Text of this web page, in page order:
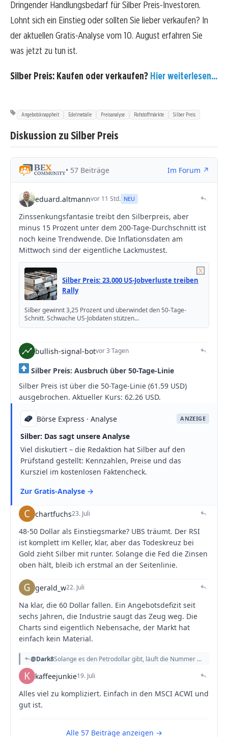
Dringender Handlungsbedarf für Silber Preis-Investoren.
Lohnt sich ein Einstieg oder sollten Sie lieber verkaufen? In
der aktuellen Gratis-Analyse vom 10. August erfahren Sie
was jetzt zu tun ist.
Silber Preis: Kaufen oder verkaufen? Hier weiterlesen...
Angebotsknappheit Edelmetalle Preisanalyse Rohstoffmärkte Silber Preis
Diskussion zu Silber Preis